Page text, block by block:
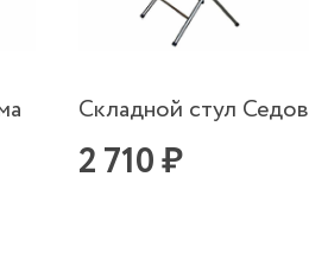
Складной стул Седов
2 710 ₽